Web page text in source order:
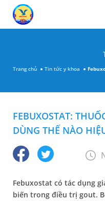
Trang chủ Tin tức y khoa
FEBUXOSTAT:
DÙNG THẾ NÀO
Febuxostat có tác dụng
biến trong điều trị gout.